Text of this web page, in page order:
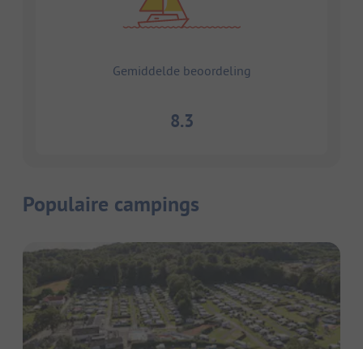
Gemiddelde beoordeling
8.3
Populaire campings